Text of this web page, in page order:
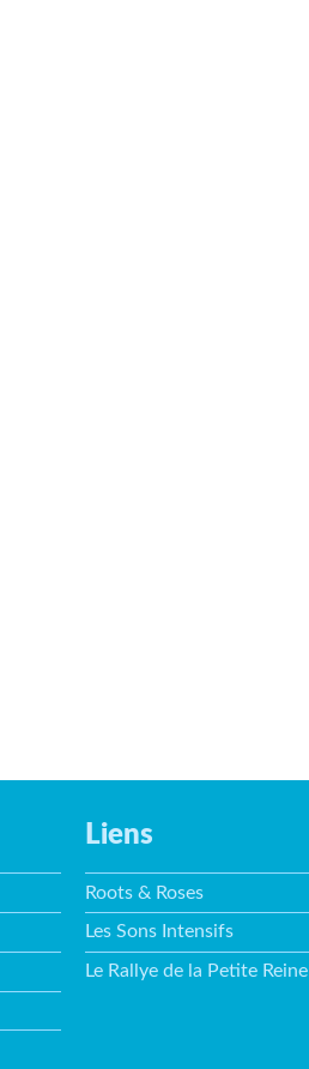
Liens
Roots & Roses
Les Sons Intensifs
Le Rallye de la Petite Reine